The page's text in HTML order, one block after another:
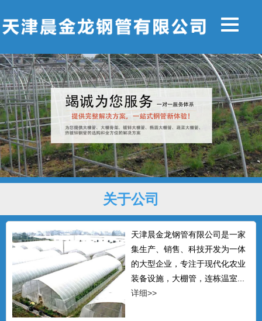
关于公司
天津晨金龙钢管有限公司是一家
集生产、销售、科技开发为一体
的大型企业，专注于现代化农业
装备设施，大棚管，连栋温室...
详细>>